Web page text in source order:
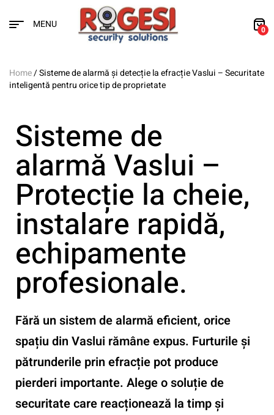
MENU 0
Home/ Sisteme de alarmă și detecție la efracție Vaslui – Securitate
inteligentă pentru orice tip de proprietate
Sisteme de
alarmă Vaslui –
Protecție la cheie,
instalare rapidă,
echipamente
profesionale.
Fără un sistem de alarmă eficient, orice
spațiu din Vaslui rămâne expus. Furturile și
pătrunderile prin efracție pot produce
pierderi importante. Alege o soluție de
securitate care reacționează la timp și